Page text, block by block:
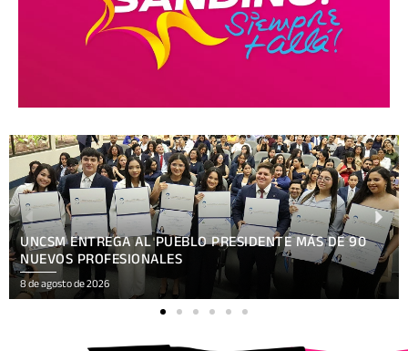
XV FESTIVAL INTERNACIONAL REÚNE EN NICARAGUA
ARTE, CULTURA
8 de agosto de 2026